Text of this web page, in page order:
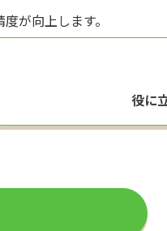
が向上します。
役に